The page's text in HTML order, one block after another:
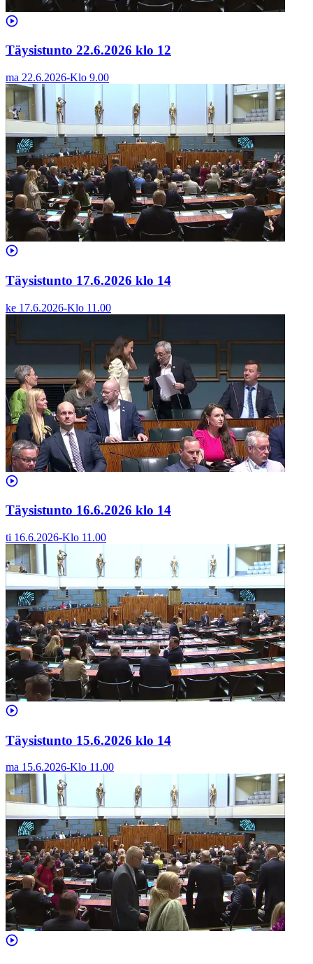
Täysistunto 22.6.2026 klo 12
ma 22.6.2026-Klo 9.00
Täysistunto 17.6.2026 klo 14
ke 17.6.2026-Klo 11.00
Täysistunto 16.6.2026 klo 14
ti 16.6.2026-Klo 11.00
Täysistunto 15.6.2026 klo 14
ma 15.6.2026-Klo 11.00